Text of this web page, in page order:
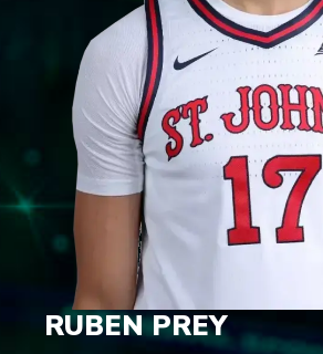
RUBEN PREY